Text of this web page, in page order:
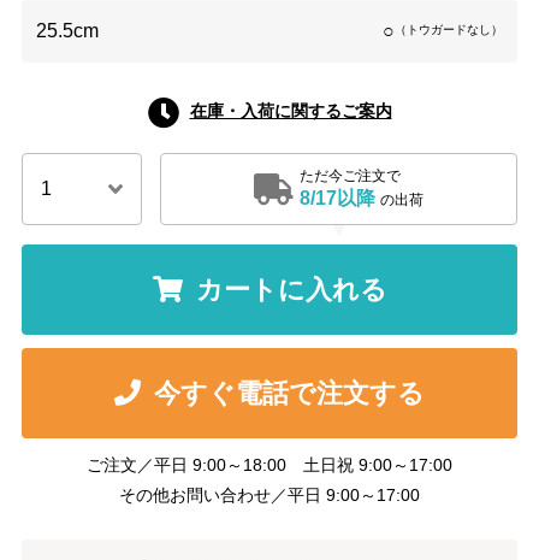
25.5cm （トウガードなし）
○
在庫・入荷に関するご案内
ただ今ご注文で
8/17以降 の出荷
カートに入れる
今すぐ電話で注文する
ご注文／平日 9:00～18:00 土日祝 9:00～17:00
その他お問い合わせ／平日 9:00～17:00